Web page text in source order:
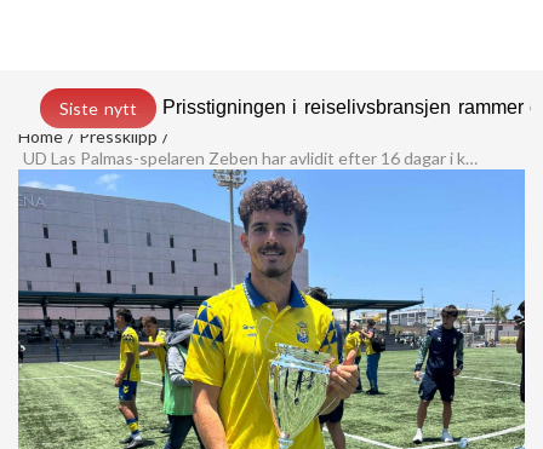
Siste nytt
Prisstigningen i reiselivsbransjen rammer
Home
Pressklipp
UD Las Palmas-spelaren Zeben har avlidit efter 16 dagar i koma